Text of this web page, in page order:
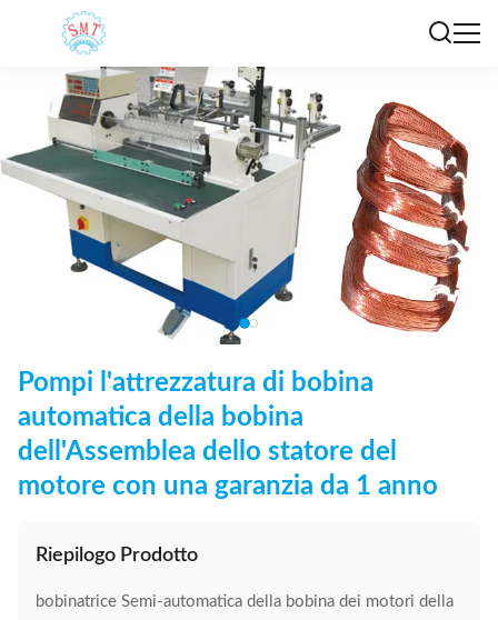
Pompi l'attrezzatura di bobina
automatica della bobina
dell'Assemblea dello statore del
motore con una garanzia da 1 anno
Riepilogo Prodotto
bobinatrice Semi-automatica della bobina dei motori della